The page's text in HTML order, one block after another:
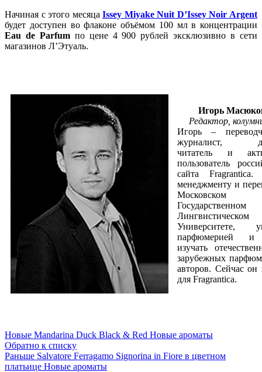
Начиная с этого месяцаIssey Miyake Nuit D’Issey Noir Argent
будет доступен во флаконе объёмом 100 мл в концентрации
Eau de Parfumпо цене 4 900 рублей эксклюзивно в сети
магазинов Л’Этуаль.
Игорь
Редактор,
Игорь –
журналист,
читатель и
пользователь
сайта Fragrantica.
менеджменту и
Московском
Государственном
Лингвистическом
Университете,
парфюмерией и
изучать
зарубежных
авторов. Сейчас он
для Fragrantica.
Новые Mandarina Duck Black & Red Новые ароматы
Обратно к списку
Раньше Salvatore Ferragamo Signorina in Fiore в цветном
платьице Новые ароматы